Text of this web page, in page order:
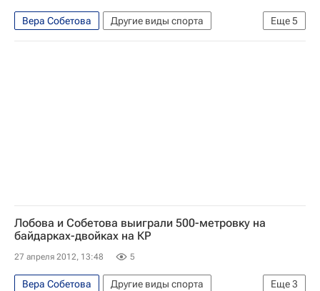
Новости - Лондон-2012
Сборная России - Лондон-2012
Еще5
Вера Собетова
Другие виды спорта
Мультимедийный спортивный пакет
Лобова и Собетова выиграли 500-метровку на
байдарках-двойках на КР
27 апреля 2012, 13:48 5
Еще3
Вера Собетова
Другие виды спорта